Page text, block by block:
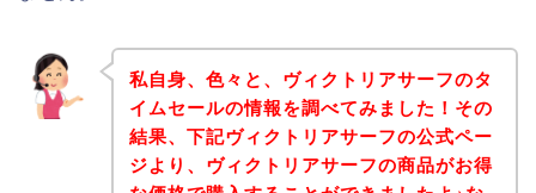
私自身、色々と、ヴィクトリアサーフのタ
イムセールの情報を調べてみました！その
結果、下記ヴィクトリアサーフの公式ペー
ジより、ヴィクトリアサーフの商品がお得